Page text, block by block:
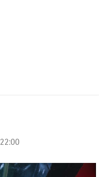
22:00